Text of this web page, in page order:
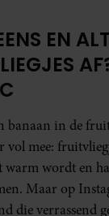
EN
banaan in de
vol mee:
warm wordt en
Maar op
die verrassend